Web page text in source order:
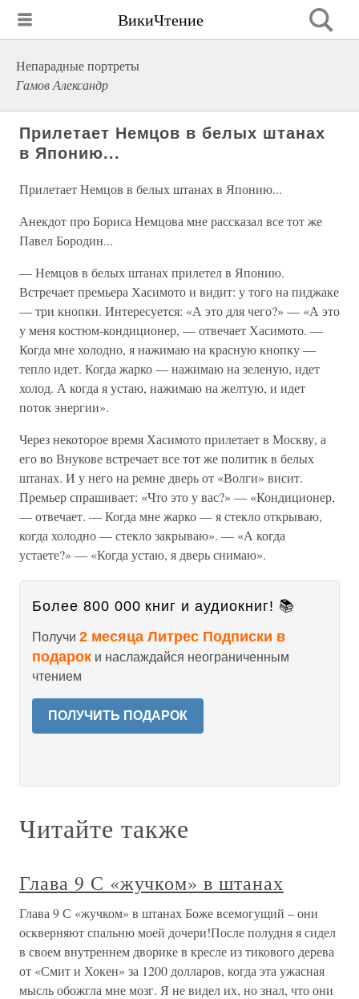
ВикиЧтение
Непарадные портреты
Гамов Александр
Прилетает Немцов в белых штанах
в Японию...
Прилетает Немцов в белых штанах в Японию...
Анекдот про Бориса Немцова мне рассказал все тот же
Павел Бородин...
— Немцов в белых штанах прилетел в Японию.
Встречает премьера Хасимото и видит: у того на пиджаке
— три кнопки. Интересуется: «А это для чего?» — «А это
у меня костюм-кондиционер, — отвечает Хасимото. —
Когда мне холодно, я нажимаю на красную кнопку —
тепло идет. Когда жарко — нажимаю на зеленую, идет
холод. А когда я устаю, нажимаю на желтую, и идет
поток энергии».
Через некоторое время Хасимото прилетает в Москву, а
его во Внукове встречает все тот же политик в белых
штанах. И у него на ремне дверь от «Волги» висит.
Премьер спрашивает: «Что это у вас?» — «Кондиционер,
— отвечает. — Когда мне жарко — я стекло открываю,
когда холодно — стекло закрываю». — «А когда
устаете?» — «Когда устаю, я дверь снимаю».
Более 800 000 книг и аудиокниг! 📚
Получи 2 месяца Литрес Подписки в
подарок и наслаждайся неограниченным
чтением
ПОЛУЧИТЬ ПОДАРОК
Читайте также
Глава 9 С «жучком» в штанах
Глава 9 С «жучком» в штанах Боже всемогущий – они
оскверняют спальню моей дочери!После полудня я сидел
в своем внутреннем дворике в кресле из тикового дерева
от «Смит и Хокен» за 1200 долларов, когда эта ужасная
мысль обожгла мне мозг. Я не видел их, но знал, что они